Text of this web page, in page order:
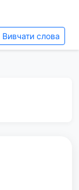
Вивчати слова